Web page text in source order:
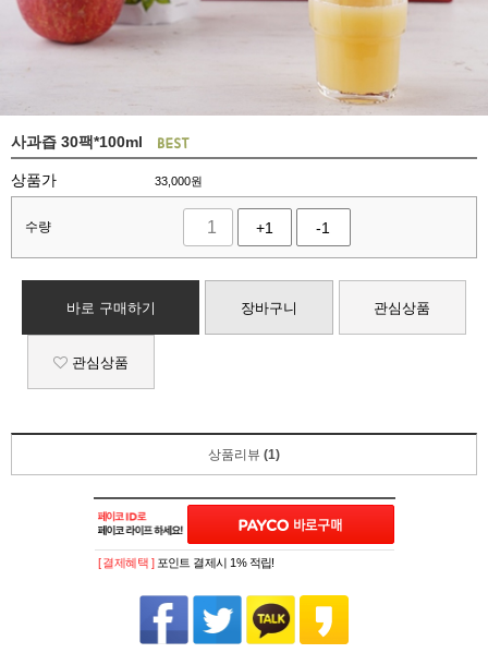
사과즙 30팩*100ml
상품가 33,000원
수량 +1 -1
바로 구매하기 장바구니 관심상품
관심상품
상품리뷰 (1)
[ 결제혜택 ] 포인트 결제시 1% 적립!